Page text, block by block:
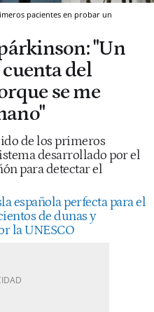
pacientes en probar un
"Un
del
se me
de los primeros
desarrollado por el
para detectar el
española perfecta para el
de dunas y
la UNESCO